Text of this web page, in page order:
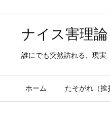
ナイス害理論
誰にでも突然訪れる、現実
ホーム たそがれ（挨